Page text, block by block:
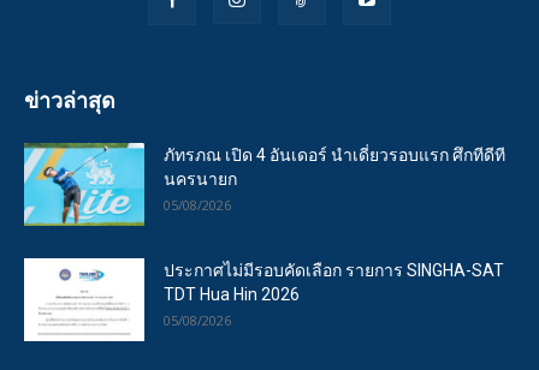
ข่าวล่าสุด
ภัทรภณ เปิด 4 อันเดอร์ นำเดี่ยวรอบแรก ศึกทีดีที
นครนายก
05/08/2026
ประกาศไม่มีรอบคัดเลือก รายการ SINGHA-SAT
TDT Hua Hin 2026
05/08/2026